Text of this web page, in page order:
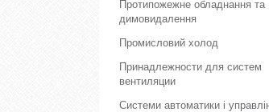
Протипожежне обладнання та
димовидалення
Промисловий холод
Принадлежности для систем
вентиляции
Системи автоматики і